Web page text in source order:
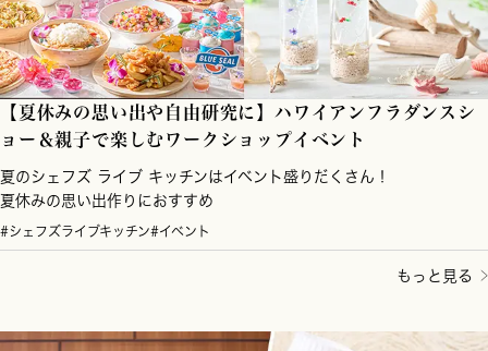
【夏休みの思い出や自由研究に】ハワイアンフラダンスシ
ョー＆親子で楽しむワークショップイベント
夏のシェフズ ライブ キッチンはイベント盛りだくさん！
夏休みの思い出作りにおすすめ
#シェフズライブキッチン#イベント
もっと見る